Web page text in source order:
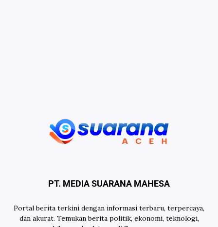
PT. MEDIA SUARANA MAHESA
Portal berita terkini dengan informasi terbaru, terpercaya,
dan akurat. Temukan berita politik, ekonomi, teknologi,